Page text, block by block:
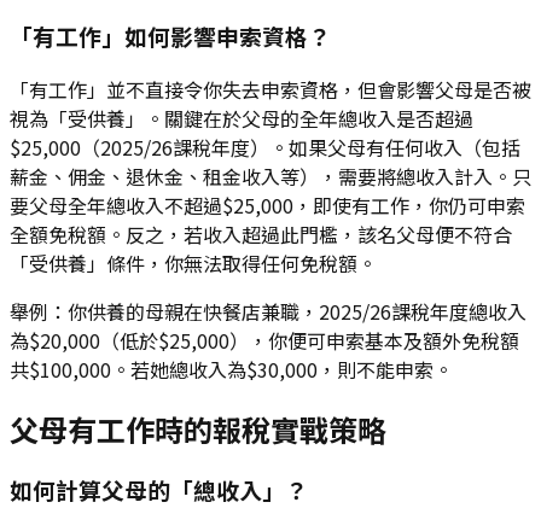
「有工作」如何影響申索資格？
「有工作」並不直接令你失去申索資格，但會影響父母是否被
視為「受供養」。關鍵在於父母的全年總收入是否超過
$25,000（2025/26課稅年度）。如果父母有任何收入（包括
薪金、佣金、退休金、租金收入等），需要將總收入計入。只
要父母全年總收入不超過$25,000，即使有工作，你仍可申索
全額免稅額。反之，若收入超過此門檻，該名父母便不符合
「受供養」條件，你無法取得任何免稅額。
舉例：你供養的母親在快餐店兼職，2025/26課稅年度總收入
為$20,000（低於$25,000），你便可申索基本及額外免稅額
共$100,000。若她總收入為$30,000，則不能申索。
父母有工作時的報稅實戰策略
如何計算父母的「總收入」？